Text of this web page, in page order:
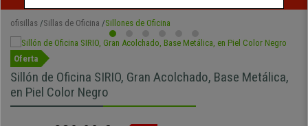
ofisillas Sillas de Oficina Sillones de Oficina
Oferta
Sillón de Oficina SIRIO, Gran Acolchado, Base Metálica,
en Piel Color Negro